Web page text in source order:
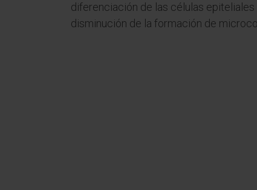
diferenciación de las células
disminución de la formación de